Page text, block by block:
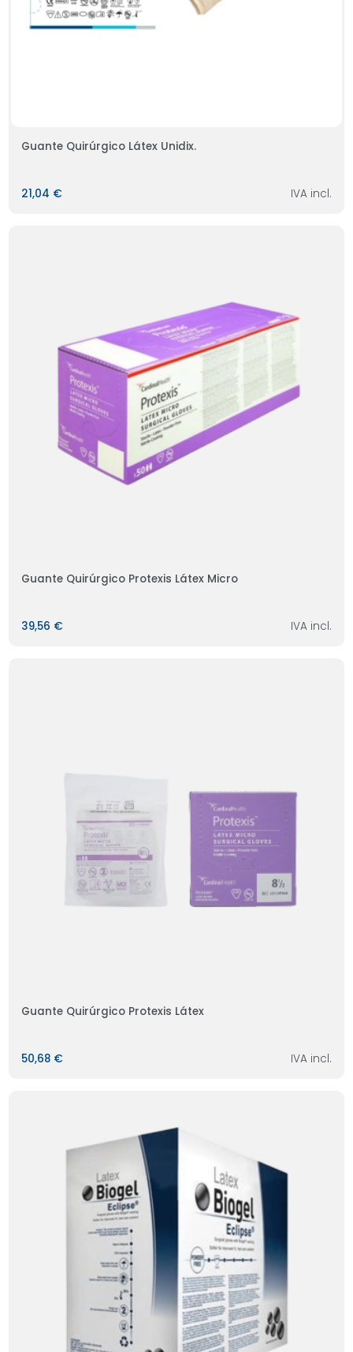
Guante Quirúrgico Látex Unidix.
21,04 € IVA incl.
Guante Quirúrgico Protexis Látex Micro
39,56 € IVA incl.
Guante Quirúrgico Protexis Látex
50,68 € IVA incl.